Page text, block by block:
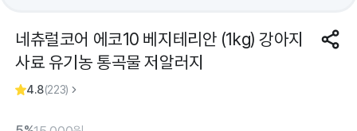
네츄럴코어 에코10 베지테리안 (1kg) 강아지
사료 유기농 통곡물 저알러지
4.8(223)